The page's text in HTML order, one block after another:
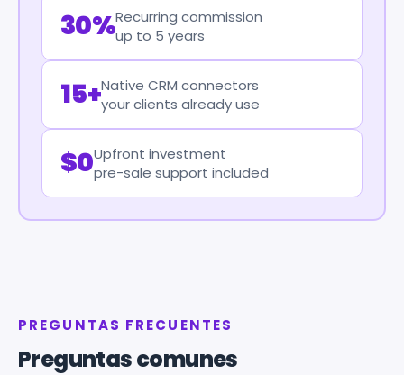
30%Recurring commission
up to 5 years
15+Native CRM connectors
your clients already use
$0Upfront investment
pre-sale support included
PREGUNTAS FRECUENTES
Preguntas comunes